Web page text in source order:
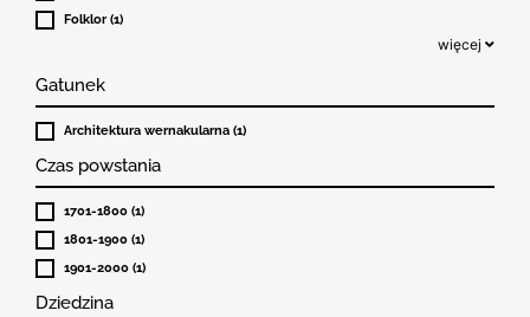
Folklor (1)
więcej
Gatunek
Architektura wernakularna (1)
Czas powstania
1701-1800 (1)
1801-1900 (1)
1901-2000 (1)
Dziedzina